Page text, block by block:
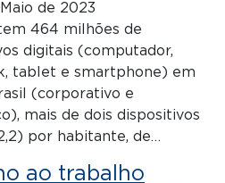
de 2023
464 milhões de
digitais (computador,
tablet e smartphone) em
(corporativo e
mais de dois dispositivos
por habitante, de…
ao trabalho